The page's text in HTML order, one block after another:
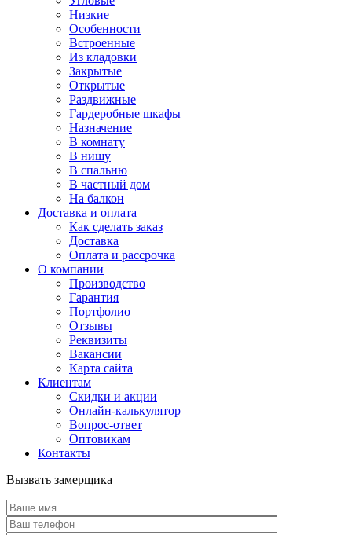
Низкие
Особенности
Встроенные
Из кладовки
Закрытые
Открытые
Раздвижные
Гардеробные шкафы
Назначение
В комнату
В нишу
В спальню
В частный дом
На балкон
Доставка и оплата
Как сделать заказ
Доставка
Оплата и рассрочка
О компании
Производство
Гарантия
Портфолио
Отзывы
Реквизиты
Вакансии
Карта сайта
Клиентам
Скидки и акции
Онлайн-калькулятор
Вопрос-ответ
Оптовикам
Контакты
Вызвать замерщика